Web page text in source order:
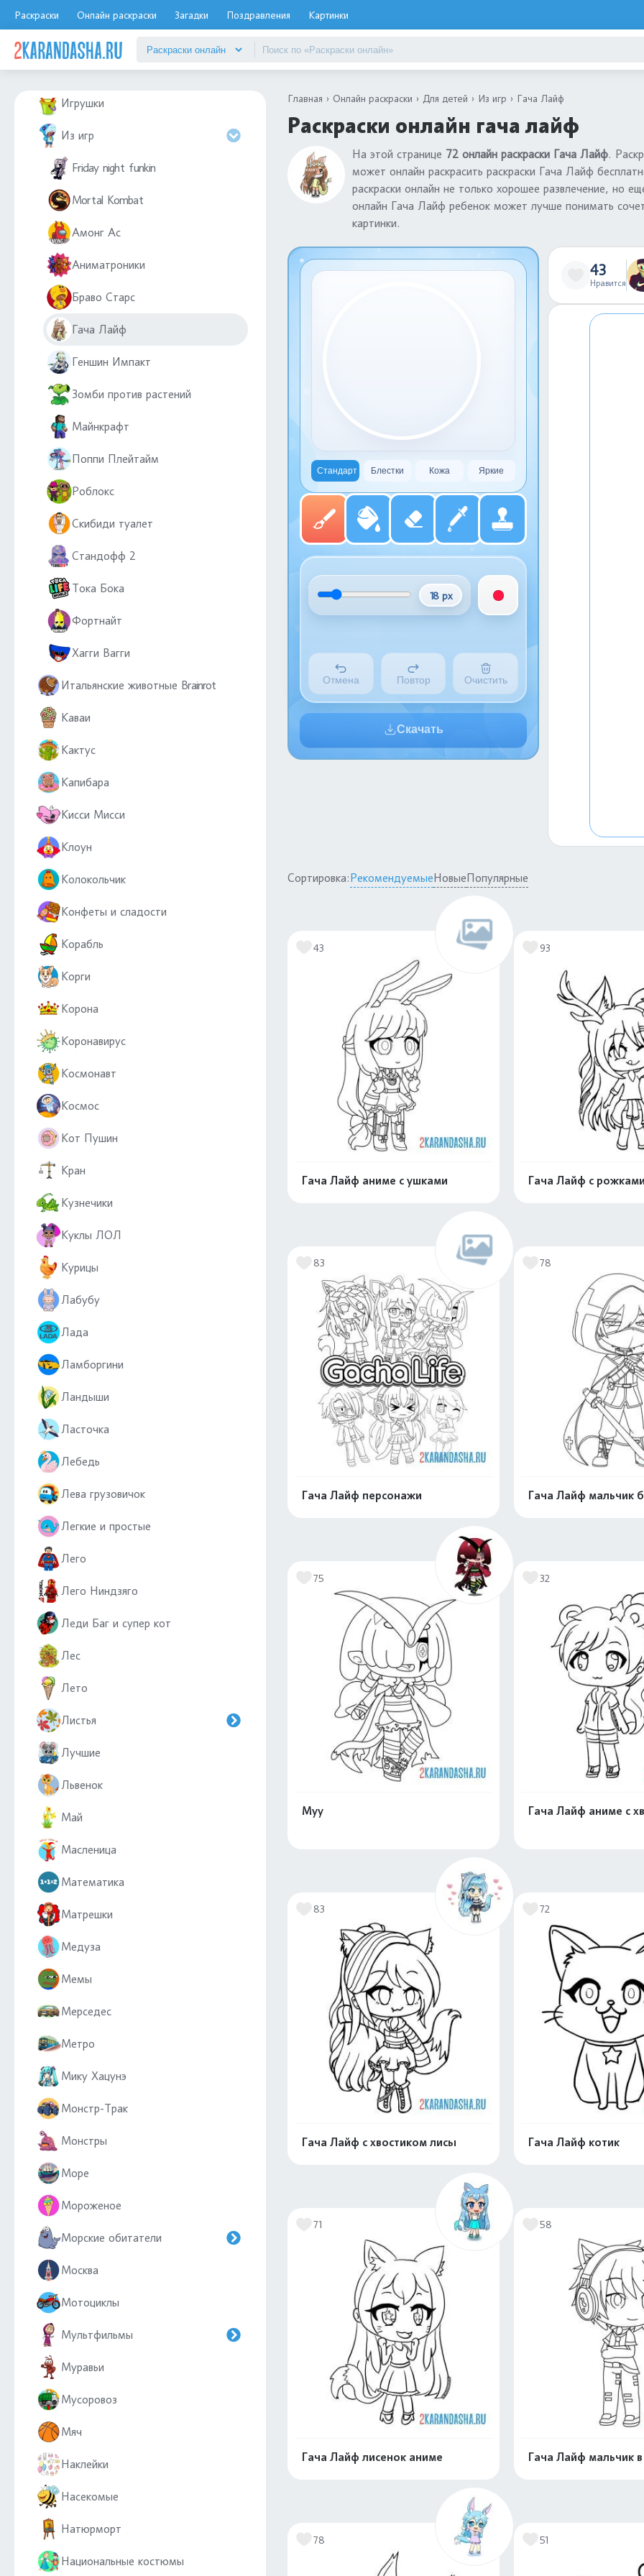
Раскраски Онлайн раскраски Загадки Поздравления Картинки
Игра в кальмара
Игрушки
Из игр
Friday night funkin
Mortal Kombat
Амонг Ас
Аниматроники
Браво Старс
Гача Лайф
Геншин Импакт
Зомби против растений
Майнкрафт
Поппи Плейтайм
Роблокс
Скибиди туалет
Стандофф 2
Тока Бока
Фортнайт
Хагги Вагги
Итальянские животные Brainrot
Каваи
Кактус
Капибара
Кисси Мисси
Клоун
Колокольчик
Конфеты и сладости
Корабль
Корги
Корона
Коронавирус
Космонавт
Космос
Кот Пушин
Кран
Кузнечики
Куклы ЛОЛ
Курицы
Лабубу
Лада
Ламборгини
Ландыши
Ласточка
Лебедь
Лева грузовичок
Легкие и простые
Лего
Лего Ниндзяго
Леди Баг и супер кот
Лес
Лето
Листья
Лучшие
Львенок
Май
Масленица
Математика
Матрешки
Медуза
Мемы
Мерседес
Метро
Мику Хацунэ
Монстр-Трак
Монстры
Море
Мороженое
Морские обитатели
Москва
Мотоциклы
Мультфильмы
Муравьи
Мусоровоз
Мяч
Наклейки
Насекомые
Натюрморт
Национальные костюмы
Главная Онлайн раскраски Для детей Из игр Гача Лайф
Раскраски онлайн гача лайф
На этой странице 72 онлайн раскраски Гача Лайф.
может онлайн раскрасить раскраски Гача Лайф
раскраски онлайн не только хорошее развлечение, но
онлайн Гача Лайф ребенок может лучше понимать
картинки.
Стандарт Блестки Кожа Яркие
18 px
Отмена Повтор Очистить
Скачать
43
Нравится
Сортировка:РекомендуемыеНовыеПопулярные
43
Гача Лайф аниме с ушками
93
Гача Лайф с
83
Гача Лайф персонажи
78
Гача Лайф мальчик
75
Муу
32
Гача Лайф аниме с
83
Гача Лайф с хвостиком лисы
72
Гача Лайф котик
71
Гача Лайф лисенок аниме
58
Гача Лайф мальчик
78 51